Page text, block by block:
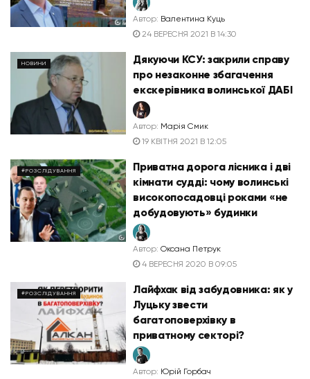
Автор: Валентина Куць
24 ВЕРЕСНЯ 2021 В 14:30
НОВИНИ
Дякуючи КСУ: закрили справу
про незаконне збагачення
екскерівника волинської ДАБІ
Автор: Марія Смик
19 КВІТНЯ 2021 В 12:05
#РОЗСЛІДУВАННЯ
Приватна дорога лісника і дві
кімнати судді: чому волинські
високопосадовці роками «не
добудовують» будинки
Автор: Оксана Петрук
4 ВЕРЕСНЯ 2020 В 09:05
#РОЗСЛІДУВАННЯ
Лайфхак від забудовника: як у
Луцьку звести
багатоповерхівку в
приватному секторі?
Автор: Юрій Горбач